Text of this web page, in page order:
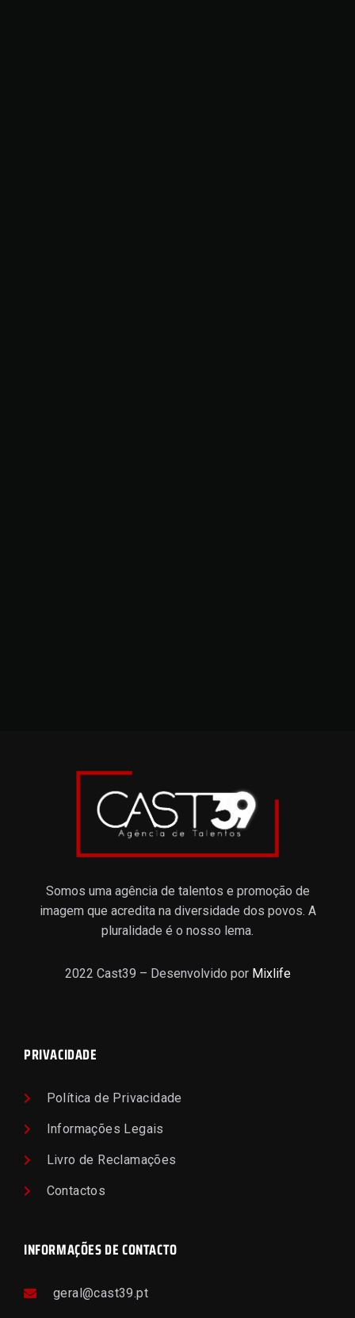
Somos uma agência de talentos e promoção de
imagem que acredita na diversidade dos povos. A
pluralidade é o nosso lema.
2022 Cast39 – Desenvolvido por Mixlife
PRIVACIDADE
Política de Privacidade
Informações Legais
Livro de Reclamações
Contactos
INFORMAÇÕES DE CONTACTO
geral@cast39.pt